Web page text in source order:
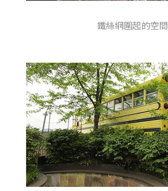
鐵絲網圍起的空間